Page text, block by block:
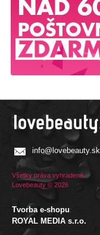
info@lovebeauty.sk
Všetky práva vyhradené.
Lovebeauty © 2026
Tvorba e-shopu:
ROYAL MEDIA s.r.o.